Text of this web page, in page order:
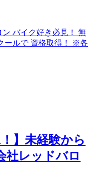
】未経験から
社レッドバロ